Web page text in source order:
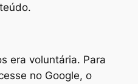
era voluntária. Para
no Google, o